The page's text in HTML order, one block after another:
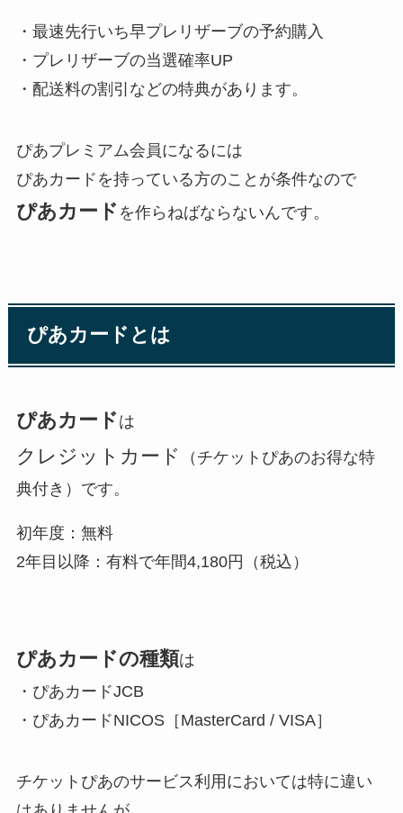
・最速先行いち早プレリザーブの予約購入
・プレリザーブの当選確率UP
・配送料の割引などの特典があります。
ぴあプレミアム会員になるには
ぴあカードを持っている方のことが条件なので
ぴあカード を作らねばならないんです。
ぴあカードとは
ぴあカードは
クレジットカード
（チケットぴあのお得な特
典付き）です。
初年度：無料
2年目以降：有料で年間4,180円（税込）
ぴあカードの種類は
・ぴあカードJCB
・ぴあカードNICOS［MasterCard / VISA］
チケットぴあのサービス利用においては特に違い